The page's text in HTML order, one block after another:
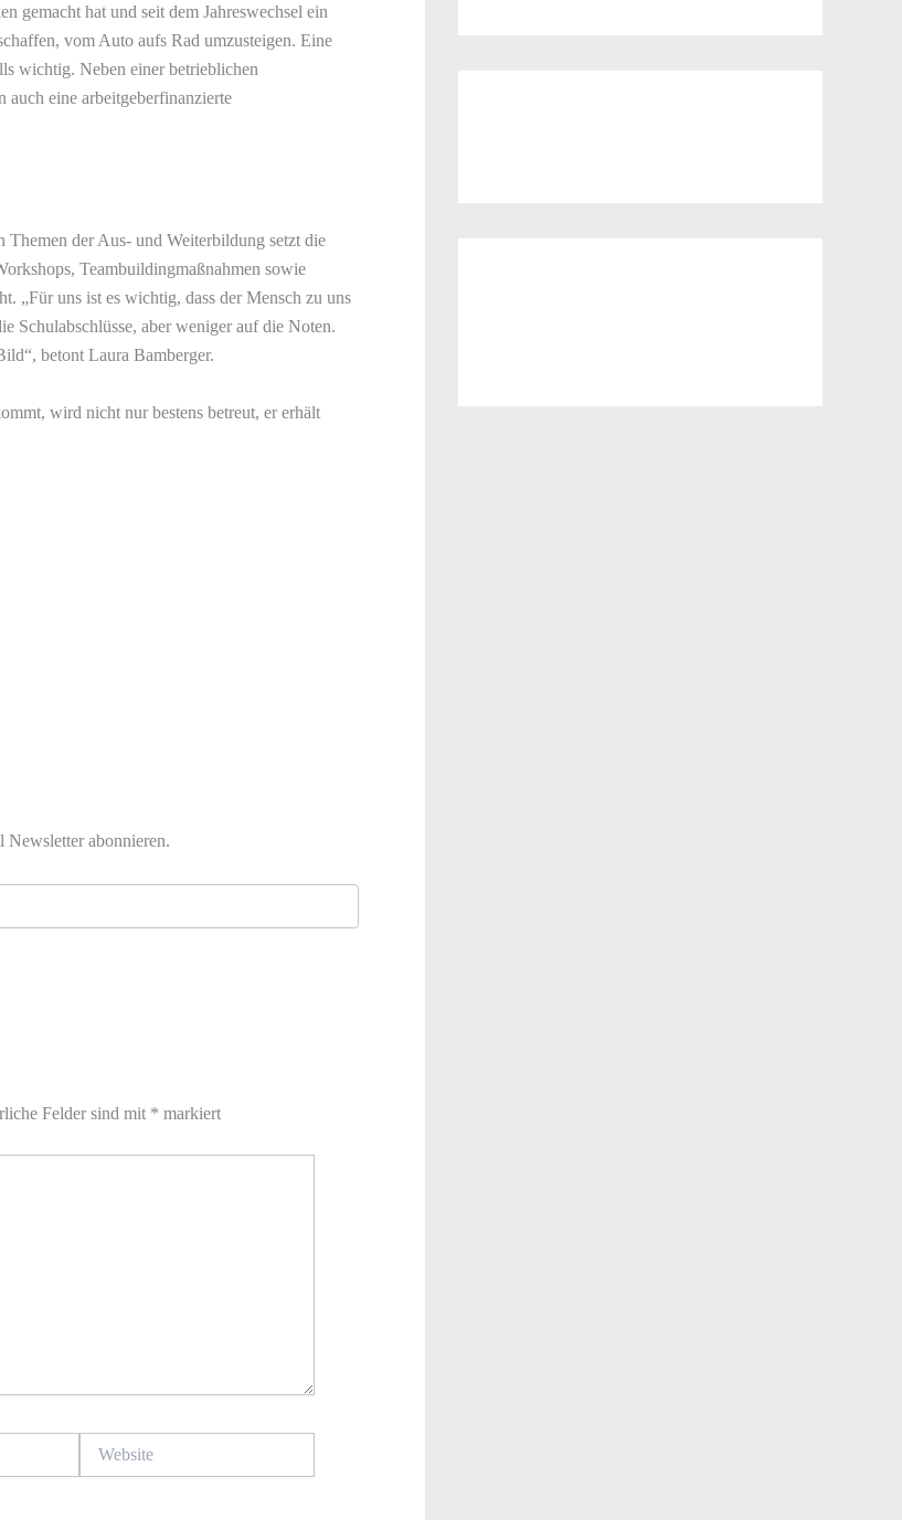
gemacht hat und seit dem Jahreswechsel ein
vom Auto aufs Rad umzusteigen. Eine
wichtig. Neben einer betrieblichen
eine arbeitgeberfinanzierte
Themen der Aus- und Weiterbildung setzt die
Teambuildingmaßnahmen sowie
„Für uns ist es wichtig, dass der Mensch zu uns
Schulabschlüsse, aber weniger auf die Noten.
betont Laura Bamberger.
wird nicht nur bestens betreut, er erhält
abonnieren.
Felder sind mit * markiert